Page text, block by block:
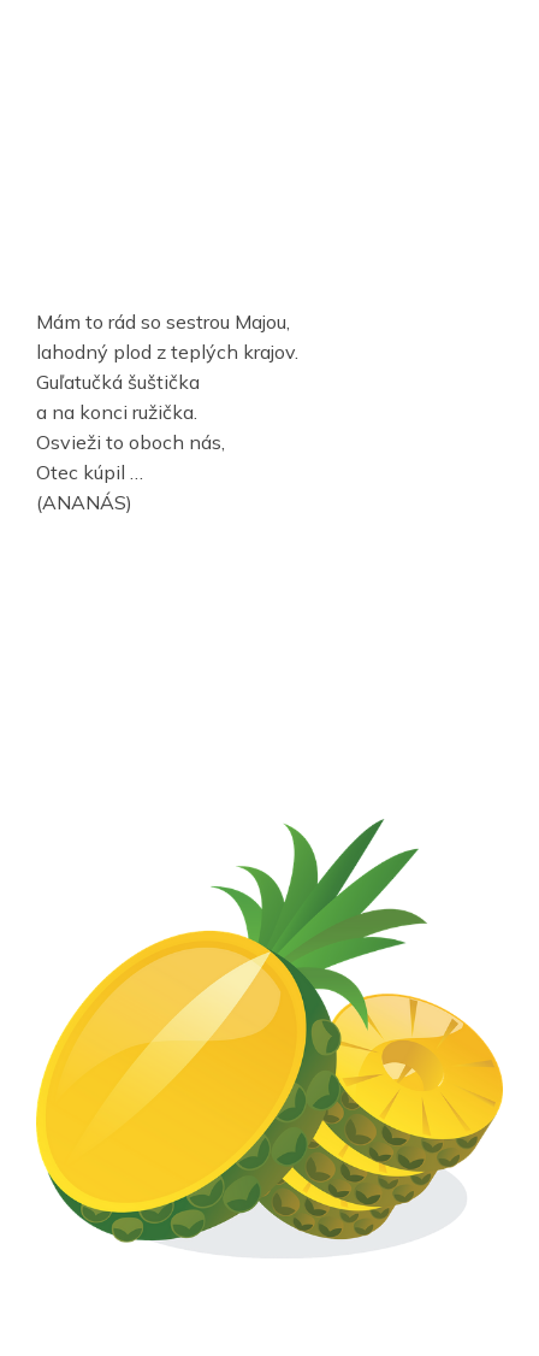
Mám to rád so sestrou Majou,
lahodný plod z teplých krajov.
Guľatučká šuštička
a na konci ružička.
Osvieži to oboch nás,
Otec kúpil …
(ANANÁS)